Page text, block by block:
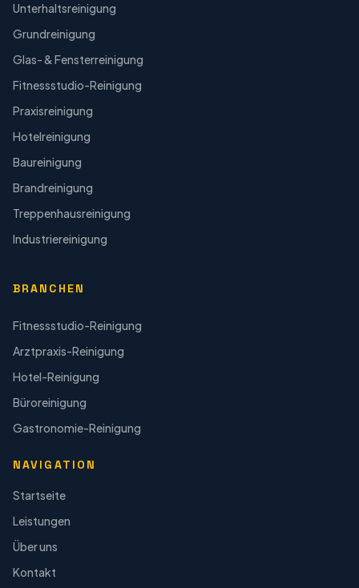
Unterhaltsreinigung
Grundreinigung
Glas- & Fensterreinigung
Fitnessstudio-Reinigung
Praxisreinigung
Hotelreinigung
Baureinigung
Brandreinigung
Treppenhausreinigung
Industriereinigung
BRANCHEN
Fitnessstudio-Reinigung
Arztpraxis-Reinigung
Hotel-Reinigung
Büroreinigung
Gastronomie-Reinigung
NAVIGATION
Startseite
Leistungen
Über uns
Kontakt